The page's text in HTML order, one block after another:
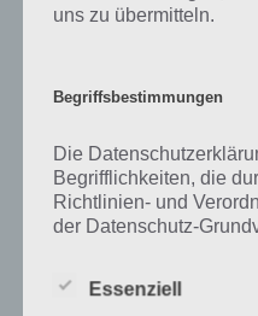
uns zu übermitteln.
Begriffsbestimmungen
Die
Begrifflichkeiten, die
Richtlinien- und
der Datenschutz-
unsere Kunden und
Essenziell